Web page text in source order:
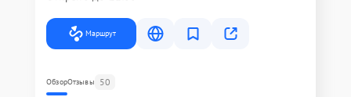
Маршрут
ОбзорОтзывы 50